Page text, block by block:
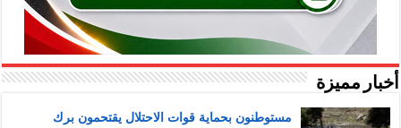
أخبار مميزة
مستوطنون بحماية قوات الاحتلال يقتحمون برك